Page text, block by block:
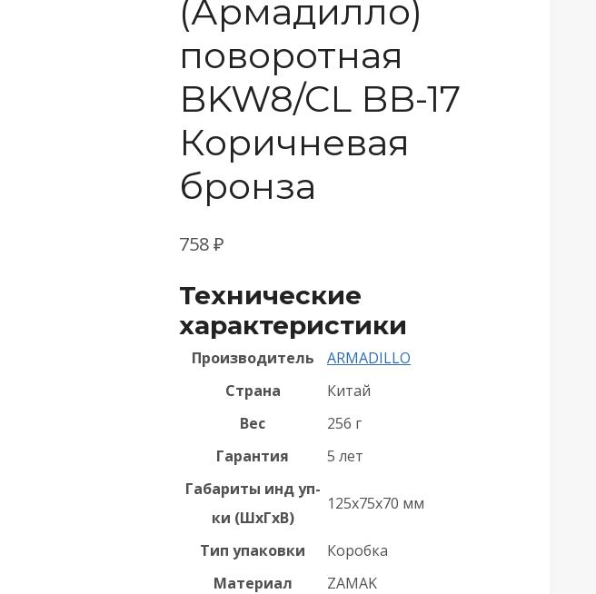
(Армадилло)
поворотная
BKW8/CL BB-17
Коричневая
бронза
758₽
Технические
характеристики
Производитель
ARMADILLO
Страна
Китай
Вес
256 г
Гарантия
5 лет
Габариты инд уп-
ки (ШхГхВ)
125x75x70 мм
Тип упаковки
Коробка
Материал
ZAMAK